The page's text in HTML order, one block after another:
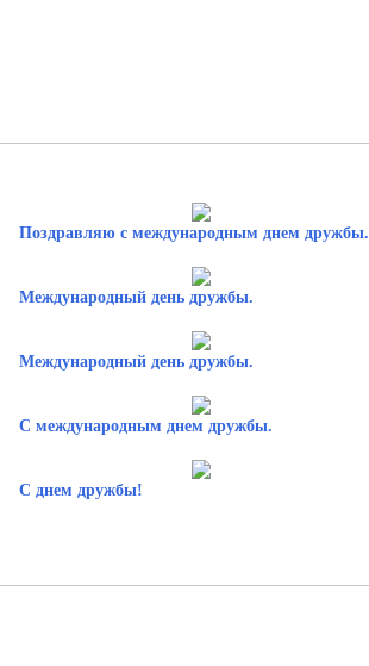
Поздравляю с международным днем дружбы.
Международный день дружбы.
Международный день дружбы.
С международным днем дружбы.
С днем дружбы!